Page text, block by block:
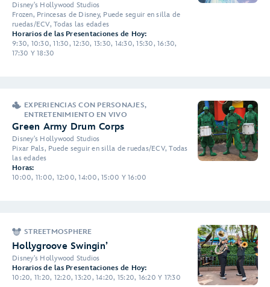
Disney's Hollywood Studios
Frozen, Princesas de Disney, Puede seguir en silla de
ruedas/ECV, Todas las edades
Horarios de las Presentaciones de Hoy:
9:30, 10:30, 11:30, 12:30, 13:30, 14:30, 15:30, 16:30,
17:30 Y 18:30
EXPERIENCIAS CON PERSONAJES,
ENTRETENIMIENTO EN VIVO
Green Army Drum Corps
Disney's Hollywood Studios
Pixar Pals, Puede seguir en silla de ruedas/ECV, Todas
las edades
Horas:
10:00, 11:00, 12:00, 14:00, 15:00 Y 16:00
STREETMOSPHERE
Hollygroove Swingin’
Disney's Hollywood Studios
Horarios de las Presentaciones de Hoy:
10:20, 11:20, 12:20, 13:20, 14:20, 15:20, 16:20 Y 17:30